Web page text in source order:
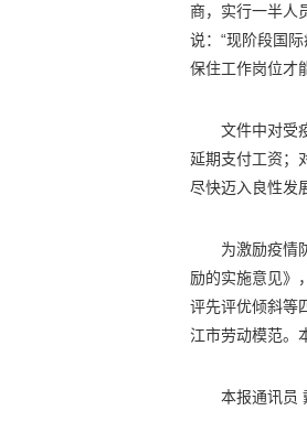
商，实行一半人
说：“现阶段国
保住工作岗位才
文件中对受
延期支付工资；
尽快迈入良性发
为激励疫情
励的实施意见》
评先评优倾斜等
江市劳动模范。
本报通讯员